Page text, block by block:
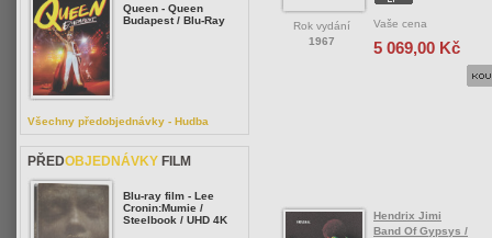
Rok vydání
1967
Vaše cena
5 069,00 Kč
Hendrix Jimi
Band Of Gypsys /
Queen - Queen
Budapest / Blu-Ray
Všechny předobjednávky - Hudba
PŘEDOBJEDNÁVKY FILM
Blu-ray film - Lee
Cronin:Mumie /
Steelbook / UHD 4K